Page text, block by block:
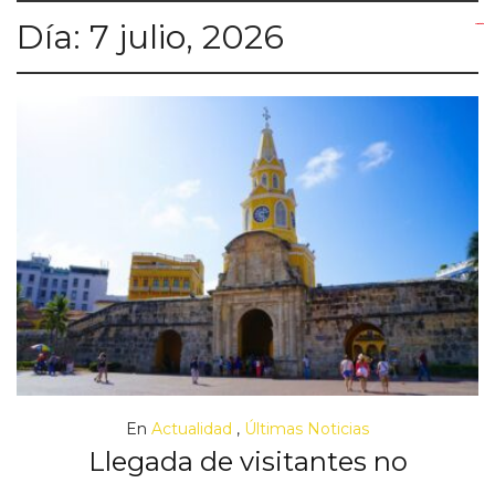
Día: 7 julio, 2026
En Actualidad , Últimas Noticias
Llegada de visitantes no